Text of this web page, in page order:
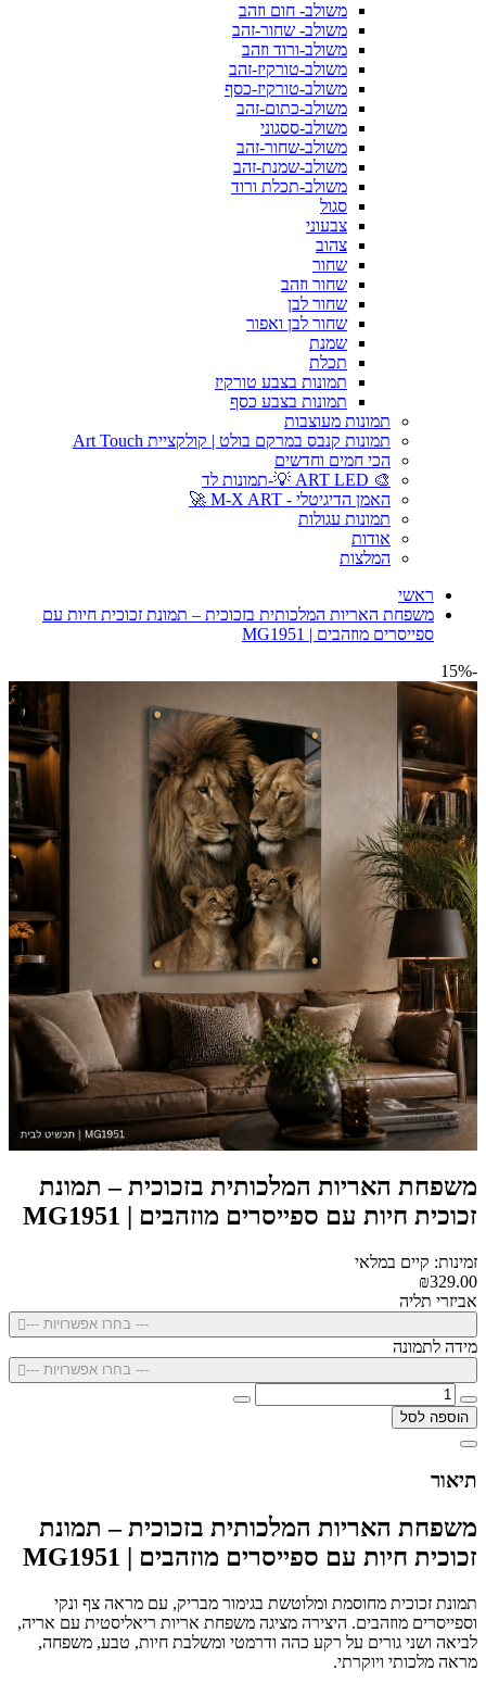
משולב- חום וזהב
משולב- שחור-זהב
משולב-ורוד וזהב
משולב-טורקיז-זהב
משולב-טורקיז-כסף
משולב-כתום-זהב
משולב-ססגוני
משולב-שחור-זהב
משולב-שמנת-זהב
משולב-תכלת ורוד
סגול
צבעוני
צהוב
שחור
שחור וזהב
שחור לבן
שחור לבן ואפור
שמנת
תכלת
תמונות בצבע טורקיז
תמונות בצבע כסף
תמונות מעוצבות
תמונות קנבס במרקם בולט | קולקציית Art Touch
הכי חמים וחדשים
🎨 ART LED 💡-תמונות לד
האמן הדיגיטלי - M-X ART 🚀
תמונות עגולות
אודות
המלצות
ראשי
משפחת האריות המלכותית בזכוכית – תמונת זכוכית חיות עם
ספייסרים מוזהבים | MG1951
-15%
משפחת האריות המלכותית בזכוכית – תמונת
זכוכית חיות עם ספייסרים מוזהבים | MG1951
זמינות: קיים במלאי
₪329.00
אביזרי תליה
--- בחרו אפשרויות ---
מידה לתמונה
--- בחרו אפשרויות ---
הוספה לסל
תיאור
משפחת האריות המלכותית בזכוכית – תמונת
זכוכית חיות עם ספייסרים מוזהבים | MG1951
תמונת זכוכית מחוסמת ומלוטשת בגימור מבריק, עם מראה צף ונקי
וספייסרים מוזהבים. היצירה מציגה משפחת אריות ריאליסטית עם אריה,
לביאה ושני גורים על רקע כהה ודרמטי ומשלבת חיות, טבע, משפחה,
מראה מלכותי ויוקרתי.